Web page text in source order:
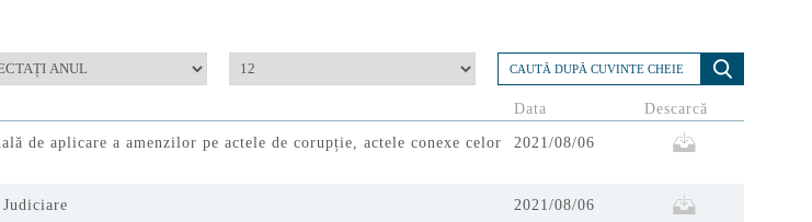
Data Descarcă
de aplicare a amenzilor pe actele de corupție, actele conexe celor
2021/08/06
2021/08/06